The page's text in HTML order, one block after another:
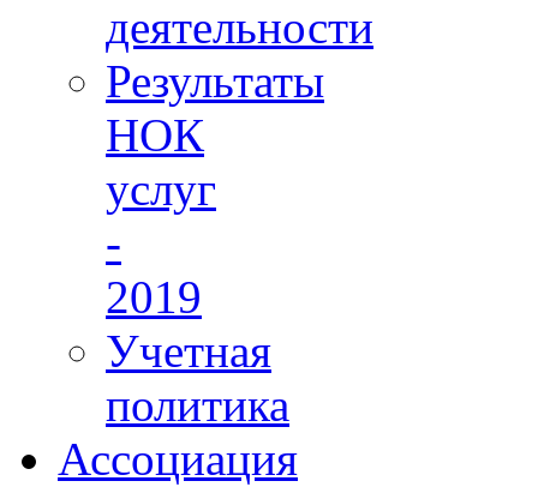
деятельности
Результаты
НОК
услуг
-
2019
Учетная
политика
Ассоциация